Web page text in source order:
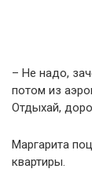
– Не надо,
потом из
Отдыхай,
Маргарита
квартиры.